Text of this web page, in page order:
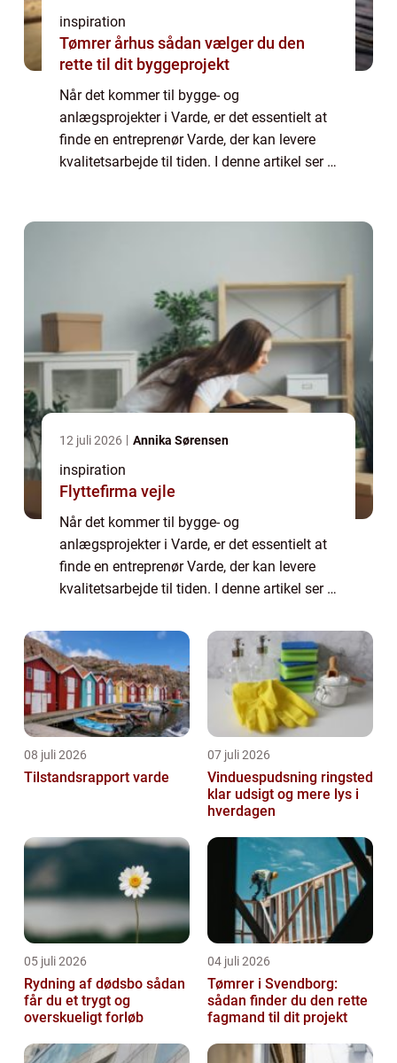
inspiration
Tømrer århus sådan vælger du den
rette til dit byggeprojekt
Når det kommer til bygge- og
anlægsprojekter i Varde, er det essentielt at
finde en entreprenør Varde, der kan levere
kvalitetsarbejde til tiden. I denne artikel ser vi
12 juli 2026 Annika Sørensen
inspiration
Flyttefirma vejle
Når det kommer til bygge- og
anlægsprojekter i Varde, er det essentielt at
finde en entreprenør Varde, der kan levere
kvalitetsarbejde til tiden. I denne artikel ser vi
t...
08 juli 2026
Tilstandsrapport varde
07 juli 2026
Vinduespudsning ringsted
klar udsigt og mere lys i
hverdagen
05 juli 2026
Rydning af dødsbo sådan
får du et trygt og
overskueligt forløb
04 juli 2026
Tømrer i Svendborg:
sådan finder du den rette
fagmand til dit projekt